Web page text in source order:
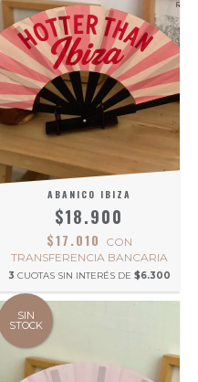
ABANICO IBIZA
$18.900
$17.010
CON
TRANSFERENCIA BANCARIA
3 CUOTAS SIN INTERÉS DE $6.300
SIN
STOCK